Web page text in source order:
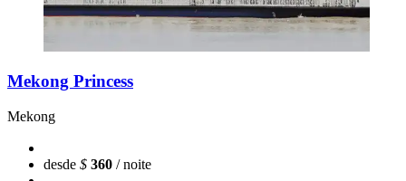
Mekong Princess
Mekong
desde $ 360 / noite